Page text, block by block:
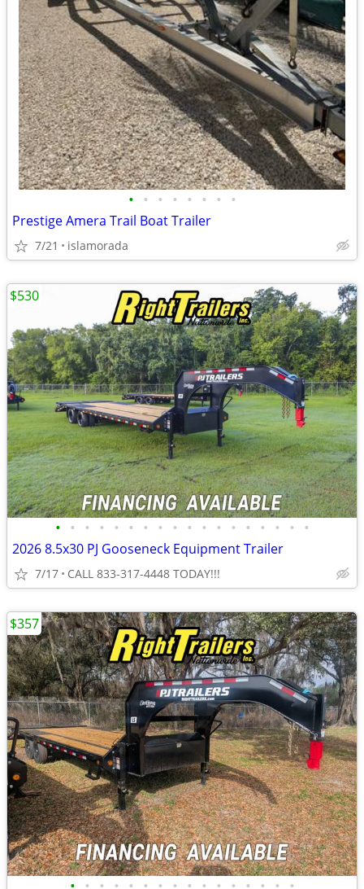
• • • • • • • •
Prestige Amera Trail Boat Trailer
7/21 islamorada
• • • • • • • • • • • • • • • • • •
2026 8.5x30 PJ Gooseneck Equipment Trailer
7/17 CALL 833-317-4448 TODAY!!!
$530
$357